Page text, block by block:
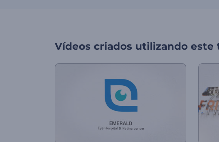
Vídeos criados utilizando este